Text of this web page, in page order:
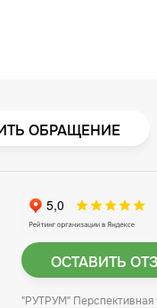
ОБРАЩЕНИЕ
ОСТАВИТЬ
"РУТРУМ" Перспективная